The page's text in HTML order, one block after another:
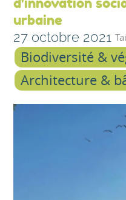
urbaine
27 octobre 2021
Biodiversité &
Architecture &